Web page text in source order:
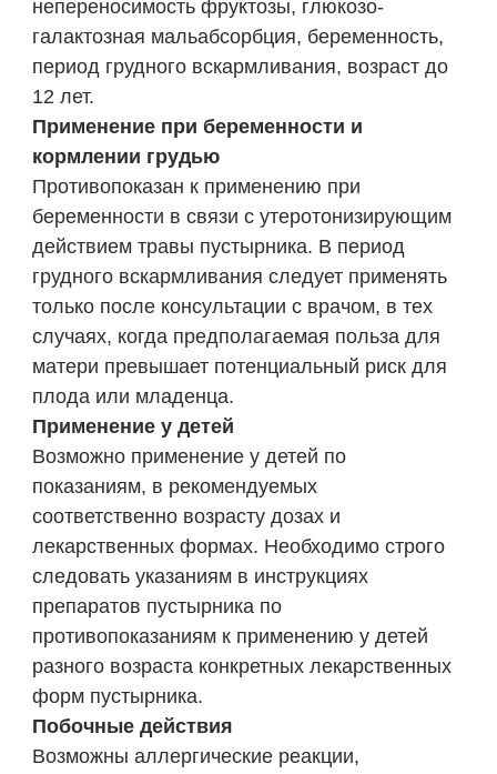
непереносимость фруктозы, глюкозо-
галактозная мальабсорбция, беременность,
период грудного вскармливания, возраст до
12 лет.
Применение при беременности и
кормлении грудью
Противопоказан к применению при
беременности в связи с утеротонизирующим
действием травы пустырника. В период
грудного вскармливания следует применять
только после консультации с врачом, в тех
случаях, когда предполагаемая польза для
матери превышает потенциальный риск для
плода или младенца.
Применение у детей
Возможно применение у детей по
показаниям, в рекомендуемых
соответственно возрасту дозах и
лекарственных формах. Необходимо строго
следовать указаниям в инструкциях
препаратов пустырника по
противопоказаниям к применению у детей
разного возраста конкретных лекарственных
форм пустырника.
Побочные действия
Возможны аллергические реакции,